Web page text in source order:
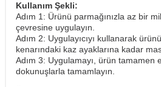
Kullanım Şekli:
Adım 1: Ürünü parmağınızla az bir
çevresine uygulayın.
Adım 2: Uygulayıcıyı kullanarak
kenarındaki kaz ayaklarına kadar
Adım 3: Uygulamayı, ürün tamamen
dokunuşlarla tamamlayın.